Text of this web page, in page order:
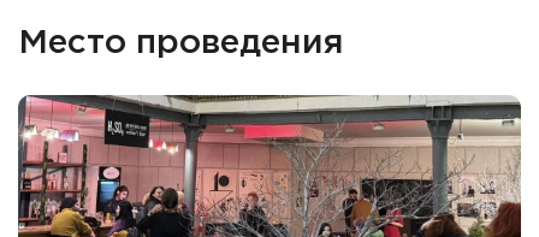
Место проведения